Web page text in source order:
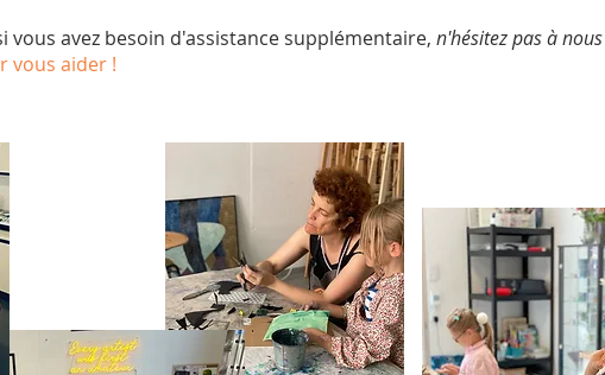
vous avez besoin d'assistance supplémentaire, n'hésitez pas à nous
vous aider !